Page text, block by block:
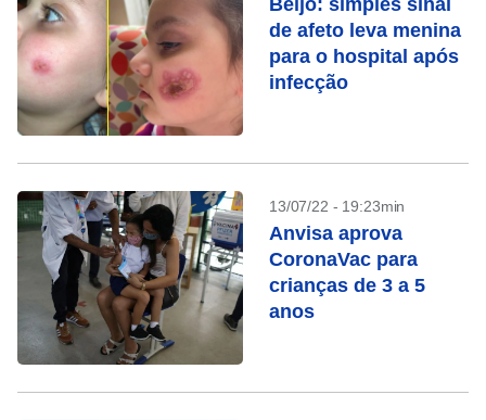
Beijo: simples sinal
de afeto leva menina
para o hospital após
infecção
13/07/22 - 19:23min
Anvisa aprova
CoronaVac para
crianças de 3 a 5
anos